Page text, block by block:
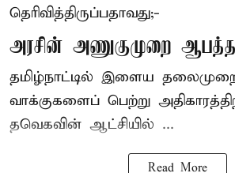
தெரிவித்திருப்பதாவது;-
அரசின் அணுகுமுறை
தமிழ்நாட்டில் இளைய
வாக்குகளைப் பெற்று
தவெகவின் ஆட்சியில் ...
Read More